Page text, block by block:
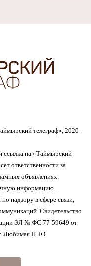
телеграф», 2020-
ссылка на «Таймырский
ответственности за
объявлениях.
информацию.
надзору в сфере связи,
Свидетельство
ЭЛ № ФС 77-59649 от
Любимая П. Ю.